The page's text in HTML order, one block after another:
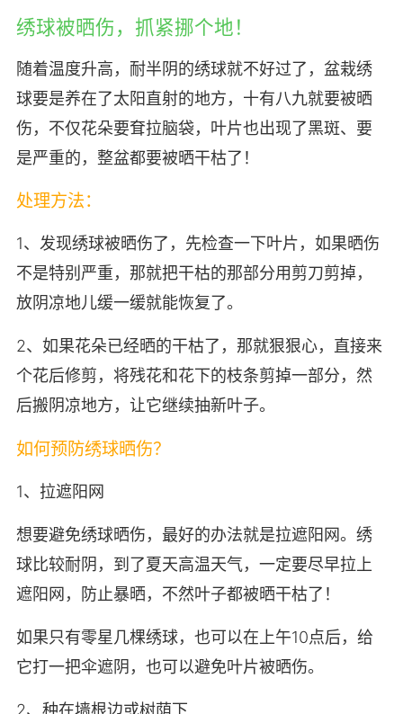
绣球被晒伤，抓紧挪个地！
随着温度升高，耐半阴的绣球就不好过了，盆栽绣
球要是养在了太阳直射的地方，十有八九就要被晒
伤，不仅花朵要耷拉脑袋，叶片也出现了黑斑、要
是严重的，整盆都要被晒干枯了！
处理方法：
1、发现绣球被晒伤了，先检查一下叶片，如果晒伤
不是特别严重，那就把干枯的那部分用剪刀剪掉，
放阴凉地儿缓一缓就能恢复了。
2、如果花朵已经晒的干枯了，那就狠狠心，直接来
个花后修剪，将残花和花下的枝条剪掉一部分，然
后搬阴凉地方，让它继续抽新叶子。
如何预防绣球晒伤？
1、拉遮阳网
想要避免绣球晒伤，最好的办法就是拉遮阳网。绣
球比较耐阴，到了夏天高温天气，一定要尽早拉上
遮阳网，防止暴晒，不然叶子都被晒干枯了！
如果只有零星几棵绣球，也可以在上午10点后，给
它打一把伞遮阴，也可以避免叶片被晒伤。
2、种在墙根边或树荫下